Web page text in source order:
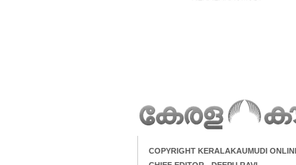
COPYRIGHT KERALAKAUMUDI